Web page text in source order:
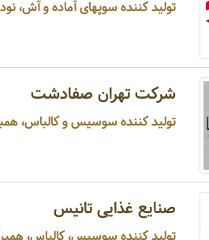
تولید کننده سوپهای آماده و آش، نودل ، عصاره چاشنی ، روغن زیتون ، غلات صبحانه ، قهوه ...
شرکت تهران صفادشت
تولید کننده سوسیس و کالباس،
صنایع غذایی تانیس